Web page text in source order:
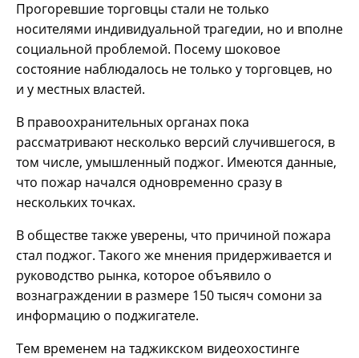
Прогоревшие торговцы стали не только
носителями индивидуальной трагедии, но и вполне
социальной проблемой. Посему шоковое
состояние наблюдалось не только у торговцев, но
и у местных властей.
В правоохранительных органах пока
рассматривают несколько версий случившегося, в
том числе, умышленный поджог. Имеются данные,
что пожар начался одновременно сразу в
нескольких точках.
В обществе также уверены, что причиной пожара
стал поджог. Такого же мнения придерживается и
руководство рынка, которое объявило о
вознаграждении в размере 150 тысяч сомони за
информацию о поджигателе.
Тем временем на таджикском видеохостинге